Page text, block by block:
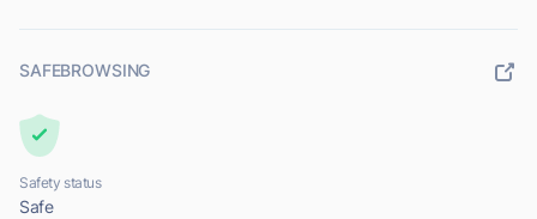
SAFEBROWSING
Safety status
Safe